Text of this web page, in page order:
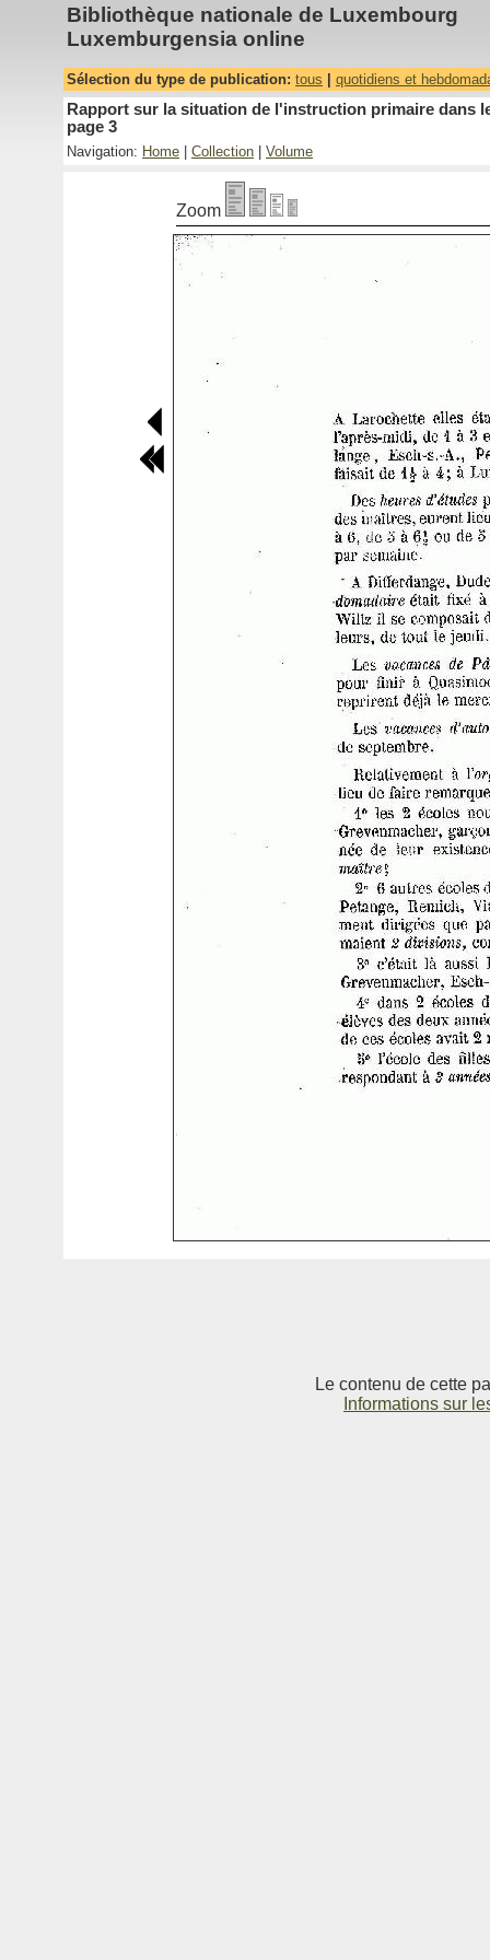
Bibliothèque nationale de Luxembourg
Luxemburgensia online
Sélection du type de publication: tous quotidiens et
Rapport sur la situation de l'instruction primaire dans
page 3
Navigation: Home Collection Volume
Zoom
Le contenu de cette
Informations sur